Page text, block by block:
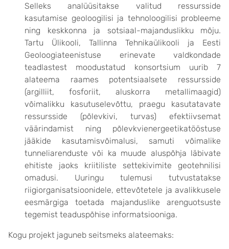
Selleks analüüsitakse valitud ressursside
kasutamise geoloogilisi ja tehnoloogilisi probleeme
ning keskkonna ja sotsiaal-majanduslikku mõju.
Tartu Ülikooli, Tallinna Tehnikaülikooli ja Eesti
Geoloogiateenistuse erinevate valdkondade
teadlastest moodustatud konsortsium uurib 7
alateema raames potentsiaalsete ressursside
(argilliit, fosforiit, aluskorra metallimaagid)
võimalikku kasutuselevõttu, praegu kasutatavate
ressursside (põlevkivi, turvas) efektiivsemat
väärindamist ning põlevkvienergeetikatööstuse
jääkide kasutamisvõimalusi, samuti võimalike
tunneliarenduste või ka muude aluspõhja läbivate
ehitiste jaoks kriitiliste settekivimite geotehnilisi
omadusi. Uuringu tulemusi tutvustatakse
riigiorganisatsioonidele, ettevõtetele ja avalikkusele
eesmärgiga toetada majanduslike arenguotsuste
tegemist teaduspõhise informatsiooniga.
Kogu projekt jaguneb seitsmeks alateemaks: